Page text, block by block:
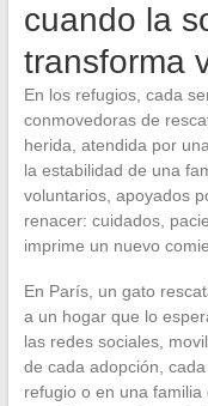
cuando la
transforma
En los refugios, cada
conmovedoras de
herida, atendida por
la estabilidad de una
voluntarios, apoyados
renacer: cuidados,
imprime un nuevo
En París, un gato
a un hogar que lo
las redes sociales,
de cada adopción,
refugio o en una